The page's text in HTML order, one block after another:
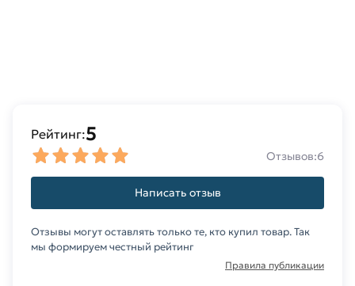
Рейтинг:5
Отзывов:6
Написать отзыв
Отзывы могут оставлять только те, кто купил товар. Так
мы формируем честный рейтинг
Правила публикации